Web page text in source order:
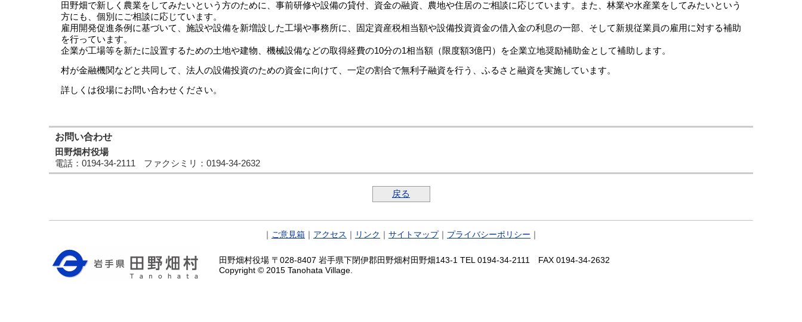
田野畑で新しく農業をしてみたいという方のために、事前研修や設備の貸付、資金の融資、農地や住居のご相談に応じています。また、林業や水産業をしてみたいという
方にも、個別にご相談に応じています。
雇用開発促進条例に基づいて、施設や設備を新増設した工場や事務所に、固定資産税相当額や設備投資資金の借入金の利息の一部、そして新規従業員の雇用に対する補助
を行っています。
企業が工場等を新たに設置するための土地や建物、機械設備などの取得経費の10分の1相当額（限度額3億円）を企業立地奨励補助金として補助します。
村が金融機関などと共同して、法人の設備投資のための資金に向けて、一定の割合で無利子融資を行う、ふるさと融資を実施しています。
詳しくは役場にお問い合わせください。
お問い合わせ
田野畑村役場
電話 ：0194-34-2111 ファクシミリ ：0194-34-2632
戻る
ご意見箱 アクセス リンク サイトマップ｜ プライバシーポリシー
田野畑村役場 〒028-8407 岩手県下閉伊郡田野畑村田野畑143-1 TEL 0194-34-2111 FAX 0194-34-2632
Copyright © 2015 Tanohata Village.